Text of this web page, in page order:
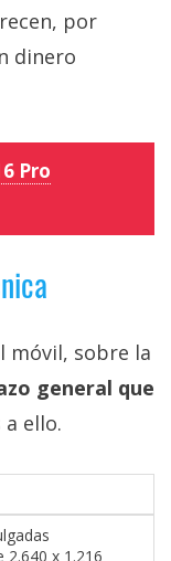
por
dinero
Pro
móvil, sobre la
general que
a ello.
2.640 x 1.216